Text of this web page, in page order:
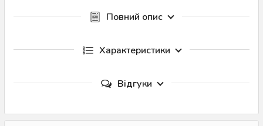
Повний опис
Характеристики
Відгуки